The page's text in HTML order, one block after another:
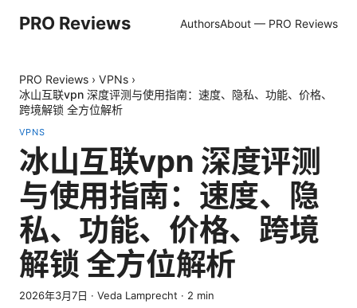
PRO Reviews AuthorsAbout — PRO Reviews
PRO Reviews › VPNs ›
冰山互联vpn 深度评测与使用指南：速度、隐私、功能、价格、
跨境解锁 全方位解析
VPNS
冰山互联vpn 深度评测
与使用指南：速度、隐
私、功能、价格、跨境
解锁 全方位解析
2026年3月7日 · Veda Lamprecht · 2 min